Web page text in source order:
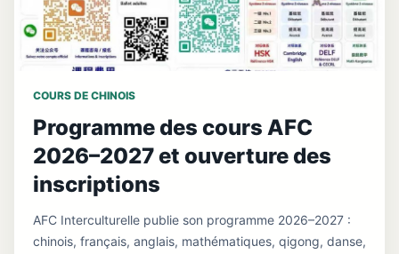
COURS DE CHINOIS
Programme des cours AFC
2026–2027 et ouverture des
inscriptions
AFC Interculturelle publie son programme 2026–2027 :
chinois, français, anglais, mathématiques, qigong, danse,